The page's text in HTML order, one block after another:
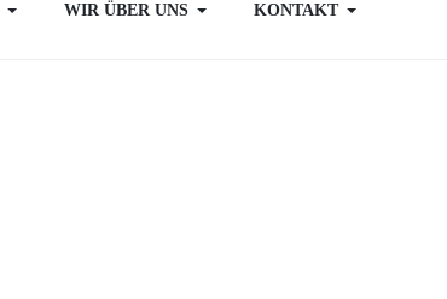
WIR ÜBER UNS KONTAKT